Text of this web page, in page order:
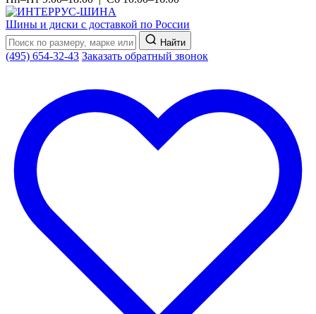
Шины и диски с доставкой по России
Найти
(495) 654-32-43 Заказать обратный звонок